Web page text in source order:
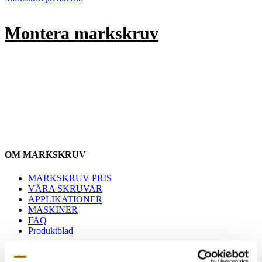
Montera markskruv
OM MARKSKRUV
MARKSKRUV PRIS
VÅRA SKRUVAR
APPLIKATIONER
MASKINER
FAQ
Produktblad
Inspiration